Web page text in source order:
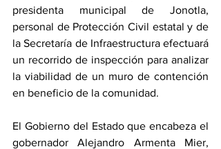
presidenta municipal de Jonotla,
personal de Protección Civil estatal y de
la Secretaría de Infraestructura efectuará
un recorrido de inspección para analizar
la viabilidad de un muro de contención
en beneficio de la comunidad.
El Gobierno del Estado que encabeza el
gobernador Alejandro Armenta Mier,